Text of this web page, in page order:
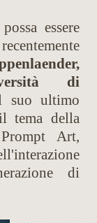
essere
di
suo ultimo
tema della
Art,
di